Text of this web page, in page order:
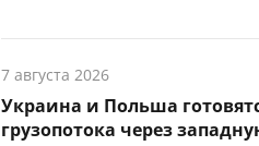
7 августа 2026
Украина и Польша
грузопотока через